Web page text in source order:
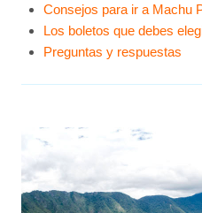
Consejos para ir a Machu
Los boletos que debes
Preguntas y respuestas